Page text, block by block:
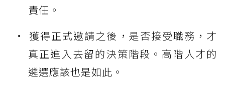
責任。
獲得正式邀請之後，是否接受職務，才
真正進入去留的決策階段。高階人才的
遴選應該也是如此。